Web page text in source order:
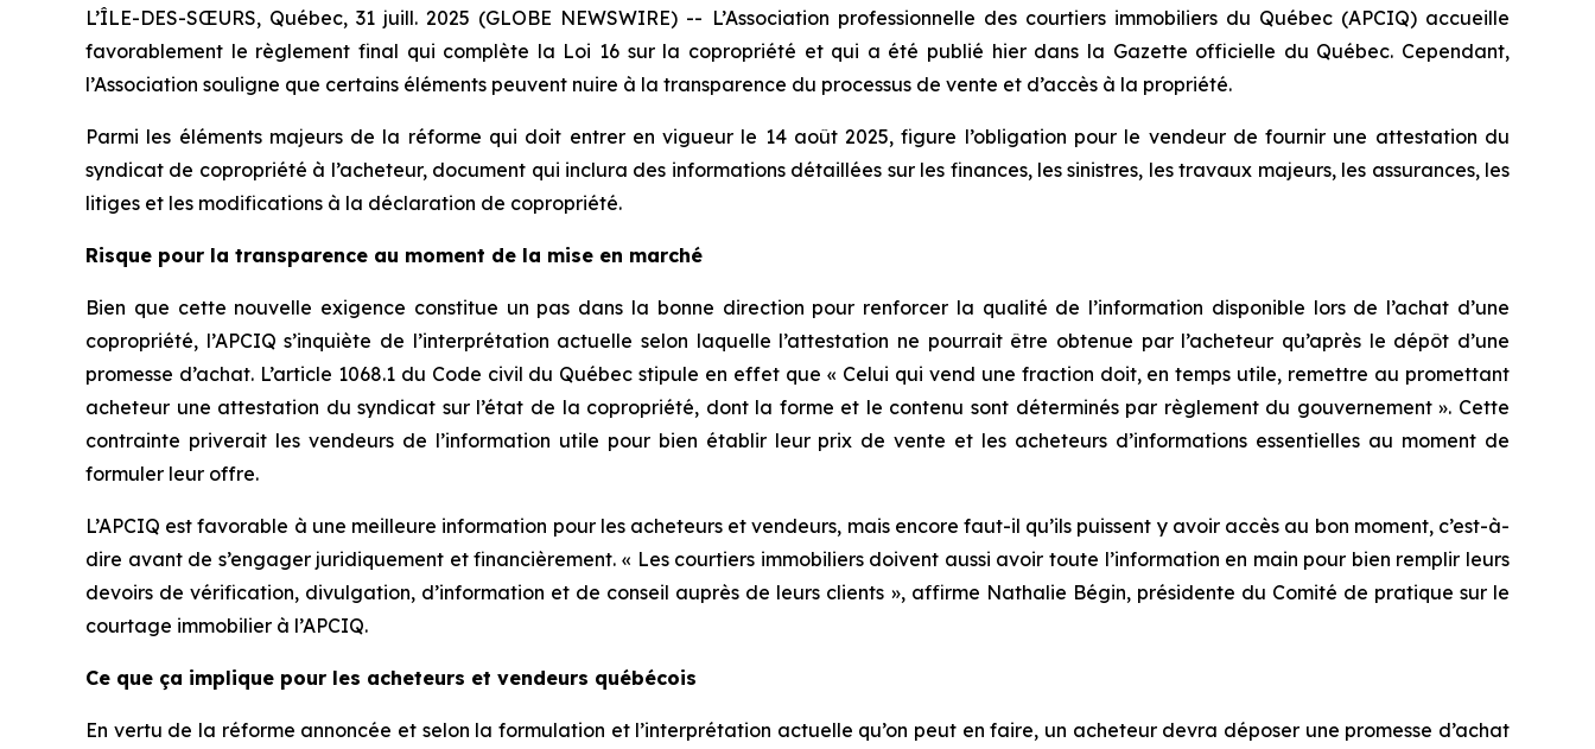
L’ÎLE-DES-SŒURS, Québec, 31 juill. 2025 (GLOBE NEWSWIRE) -- L’Association professionnelle des courtiers immobiliers du Québec (APCIQ) accueille
favorablement le règlement final qui complète la Loi 16 sur la copropriété et qui a été publié hier dans la Gazette officielle du Québec. Cependant,
l’Association souligne que certains éléments peuvent nuire à la transparence du processus de vente et d’accès à la propriété.
Parmi les éléments majeurs de la réforme qui doit entrer en vigueur le 14 août 2025, figure l’obligation pour le vendeur de fournir une attestation du
syndicat de copropriété à l’acheteur, document qui inclura des informations détaillées sur les finances, les sinistres, les travaux majeurs, les assurances, les
litiges et les modifications à la déclaration de copropriété.
Risque pour la transparence au moment de la mise en marché
Bien que cette nouvelle exigence constitue un pas dans la bonne direction pour renforcer la qualité de l’information disponible lors de l’achat d’une
copropriété, l’APCIQ s’inquiète de l’interprétation actuelle selon laquelle l’attestation ne pourrait être obtenue par l’acheteur qu’après le dépôt d’une
promesse d’achat. L’article 1068.1 du Code civil du Québec stipule en effet que « Celui qui vend une fraction doit, en temps utile, remettre au promettant
acheteur une attestation du syndicat sur l’état de la copropriété, dont la forme et le contenu sont déterminés par règlement du gouvernement». Cette
contrainte priverait les vendeurs de l’information utile pour bien établir leur prix de vente et les acheteurs d’informations essentielles au moment de
formuler leur offre.
L’APCIQ est favorable à une meilleure information pour les acheteurs et vendeurs, mais encore faut-il qu’ils puissent y avoir accès au bon moment, c’est-à-
dire avant de s’engager juridiquement et financièrement. « Les courtiers immobiliers doivent aussi avoir toute l’information en main pour bien remplir leurs
devoirs de vérification, divulgation, d’information et de conseil auprès de leurs clients », affirme Nathalie Bégin, présidente du Comité de pratique sur le
courtage immobilier à l’APCIQ.
Ce que ça implique pour les acheteurs et vendeurs québécois
En vertu de la réforme annoncée et selon la formulation et l’interprétation actuelle qu’on peut en faire, un acheteur devra déposer une promesse d’achat